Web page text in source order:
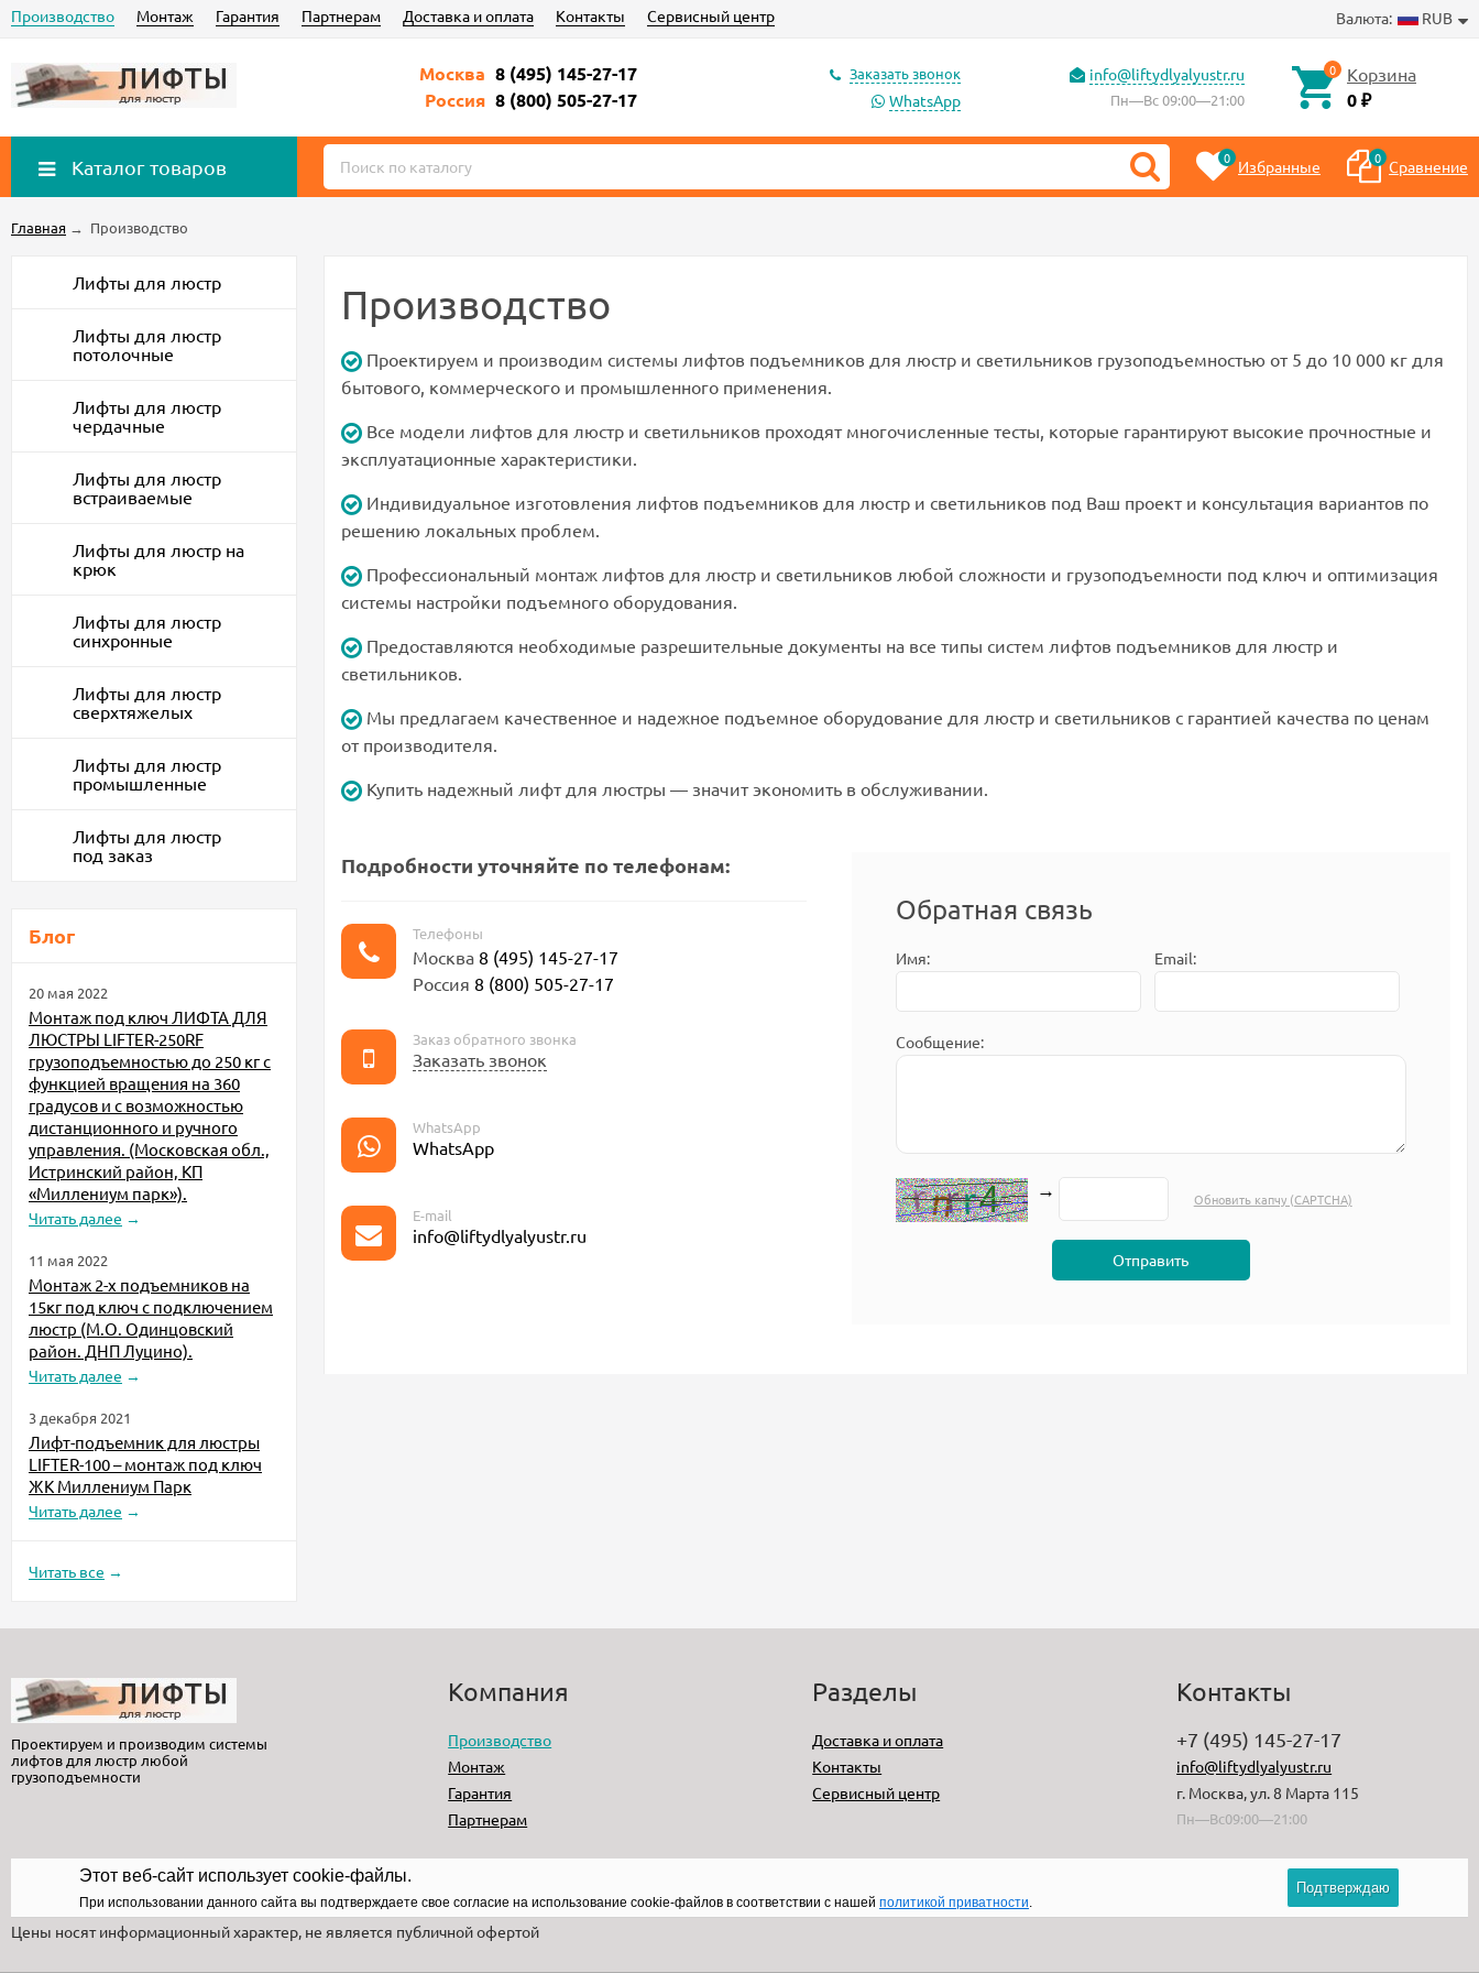
Валюта: RUB
Производство Монтаж Гарантия Партнерам Доставка и оплата Контакты Сервисный центр
Москва 8 (495) 145-27-17
Россия 8 (800) 505-27-17
Заказать звонок
WhatsApp
info@liftydlyalyustr.ru
Пн—Вс 09:00—21:00
0 Корзина
0 ₽
Каталог товаров 0 Избранные 0 Сравнение
Главная → Производство
Лифты для люстр
Лифты для люстр
потолочные
Лифты для люстр
чердачные
Лифты для люстр
встраиваемые
Лифты для люстр на
крюк
Лифты для люстр
синхронные
Лифты для люстр
сверхтяжелых
Лифты для люстр
промышленные
Лифты для люстр
под заказ
Блог
20 мая 2022
Монтаж под ключ ЛИФТА ДЛЯ
ЛЮСТРЫ LIFTER-250RF
грузоподъемностью до 250 кг с
функцией вращения на 360
градусов и с возможностью
дистанционного и ручного
управления. (Московская обл.,
Истринский район, КП
«Миллениум парк»).
Читать далее →
11 мая 2022
Монтаж 2-х подъемников на
15кг под ключ с подключением
люстр (М.О. Одинцовский
район. ДНП Луцино).
Читать далее →
3 декабря 2021
Лифт-подъемник для люстры
LIFTER-100 – монтаж под ключ
ЖК Миллениум Парк
Читать далее →
Читать все →
Производство
Проектируем и производим системы лифтов подъемников для люстр и светильников грузоподъемностью от 5 до 10 000 кг для
бытового, коммерческого и промышленного применения.
Все модели лифтов для люстр и светильников проходят многочисленные тесты, которые гарантируют высокие прочностные и
эксплуатационные характеристики.
Индивидуальное изготовления лифтов подъемников для люстр и светильников под Ваш проект и консультация вариантов по
решению локальных проблем.
Профессиональный монтаж лифтов для люстр и светильников любой сложности и грузоподъемности под ключ и оптимизация
системы настройки подъемного оборудования.
Предоставляются необходимые разрешительные документы на все типы систем лифтов подъемников для люстр и
светильников.
Мы предлагаем качественное и надежное подъемное оборудование для люстр и светильников с гарантией качества по ценам
от производителя.
Купить надежный лифт для люстры — значит экономить в обслуживании.
Подробности уточняйте по телефонам:
Телефоны
Москва 8 (495) 145-27-17
Россия 8 (800) 505-27-17
Заказ обратного звонка
Заказать звонок
WhatsApp
WhatsApp
E-mail
info@liftydlyalyustr.ru
Обратная связь
Имя: Email:
Сообщение:
→ Обновить капчу (CAPTCHA)
Проектируем и производим системы
лифтов для люстр любой
грузоподъемности
Компания
Производство
Монтаж
Гарантия
Партнерам
Разделы
Доставка и оплата
Контакты
Сервисный центр
Контакты
+7 (495) 145-27-17
info@liftydlyalyustr.ru
г. Москва, ул. 8 Марта 115
Пн—Вс09:00—21:00
Этот веб-сайт использует cookie-файлы.
При использовании данного сайта вы подтверждаете свое согласие на использование cookie-файлов в соответствии с нашей политикой приватности.
Подтверждаю
Цены носят информационный характер, не является публичной офертой